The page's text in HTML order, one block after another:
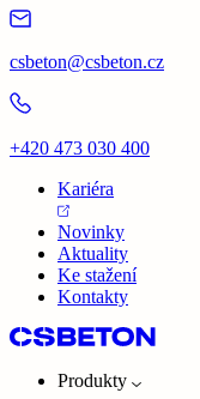
csbeton@csbeton.cz
+420 473 030 400
Kariéra
Novinky
Aktuality
Ke stažení
Kontakty
Produkty